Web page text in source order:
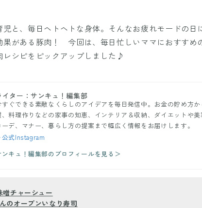
児と、毎日ヘトヘトな身体。そんなお疲れモードの日
果がある豚肉！ 今回は、毎日忙しいママにおすすめ
レシピをピックアップしました♪
イター：サンキュ！編集部
すぐできる素敵なくらしのアイデアを毎日発信中。お金の貯め方
、料理作りなどの家事の知恵、インテリア＆収納、ダイエットや
ーデ、マナー、暮らし方の提案まで幅広く情報をお届けします。
式Instagram
ンキュ！編集部のプロフィールを見る＞
噌チャーシュー
のオープンいなり寿司